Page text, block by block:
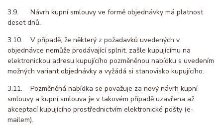
3.9. Návrh kupní smlouvy ve formě objednávky má platnost
deset dnů.
3.10. V případě, že některý z požadavků uvedených v
objednávce nemůže prodávající splnit, zašle kupujícímu na
elektronickou adresu kupujícího pozměněnou nabídku s uvedením
možných variant objednávky a vyžádá si stanovisko kupujícího.
3.11. Pozměněná nabídka se považuje za nový návrh kupní
smlouvy a kupní smlouva je v takovém případě uzavřena až
akceptací kupujícího prostřednictvím elektronické pošty (e-
mailem).